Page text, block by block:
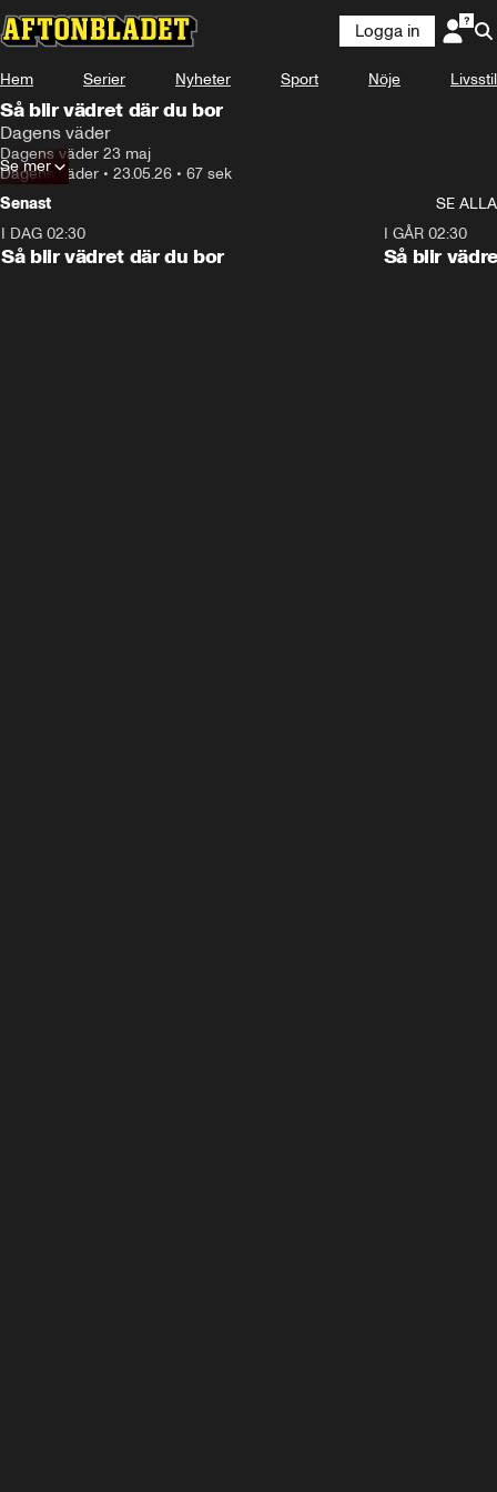
Logga in
Hem Serier Nyheter Sport Nöje Livsstil
Så blir vädret där du bor
Dagens väder
Dagens väder 23 maj
Dagens väder • 23.05.26 • 67 sek
Se mer
Senast
SE ALLA
I DAG 02:30
Så blir vädret där du bor
I GÅR 02:30
Så blir